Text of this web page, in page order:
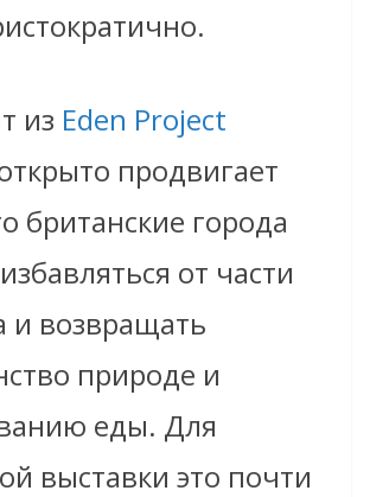
из Eden Project
продвигает
британские города
от части
и возвращать
природе и
еды. Для
выставки это почти